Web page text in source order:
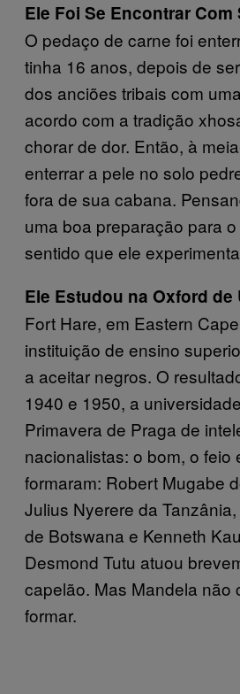
Ele Foi Se Encontrar
O pedaço de carne foi
tinha 16 anos, depois de
dos anciões tribais com
acordo com a tradição
chorar de dor. Então, à
enterrar a pele no solo
fora de sua cabana.
uma boa preparação para
sentido que ele
Ele Estudou na Oxford de
Fort Hare, em Eastern
instituição de ensino
a aceitar negros. O
1940 e 1950, a
Primavera de Praga de
nacionalistas: o bom, o feio
formaram: Robert Mugabe
Julius Nyerere da
de Botswana e Kenneth
Desmond Tutu atuou
capelão. Mas Mandela não
formar.